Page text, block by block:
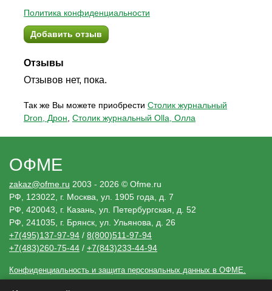
Политика конфиденциальности
Добавить отзыв
Отзывы
Отзывов нет, пока.
Так же Вы можете приобрести Столик журнальный
Dron, Дрон, Столик журнальный Olla, Олла
Конфиденциальность и защита персональных данных в ОФМЕ.
ОФМЕ
zakaz@ofme.ru 2003 - 2026 © Ofme.ru
РФ, 123022, г. Москва, ул. 1905 года, д. 7
РФ, 420043, г. Казань, ул. Петербургская, д. 52
РФ, 241035, г. Брянск, ул. Ульянова, д. 26
+7(495)137-97-94 / 8(800)511-97-94
+7(483)260-75-44 / +7(843)233-44-94